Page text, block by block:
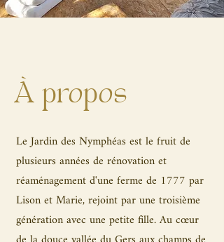
À propos
Le Jardin des Nymphéas est le fruit de
plusieurs années de rénovation et
réaménagement d'une ferme de 1777 par
Lison et Marie, rejoint par une troisième
génération avec une petite fille. Au cœur